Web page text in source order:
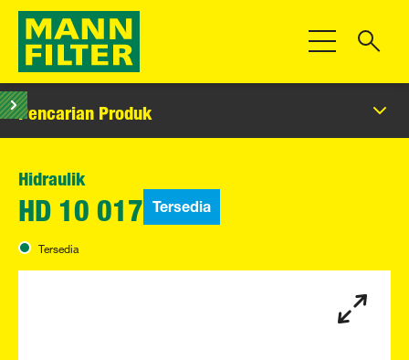
Beralih
Pencarian Produk
Hidraulik
HD 10 017 Tersedia
Tersedia